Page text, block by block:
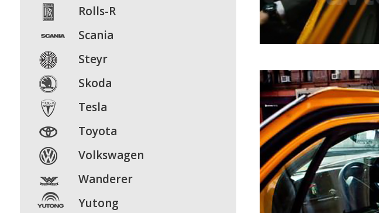
Rolls-R
Scania
Steyr
Skoda
Tesla
Toyota
Volkswagen
Wanderer
Yutong